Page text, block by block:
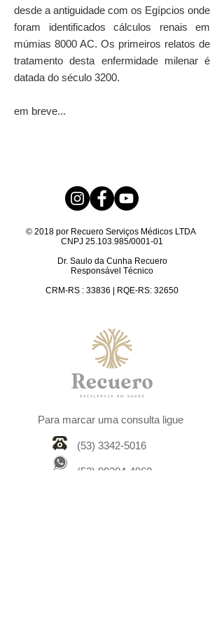
desde a antiguidade com os Egípcios onde
foram identificados cálculos renais em
múmias 8000 AC. Os primeiros relatos de
tratamento desta enfermidade milenar é
datada do século 3200.
em breve...
© 2018 por Recuero Serviços Médicos LTDA
CNPJ 25.103.985/0001-01
Dr. Saulo da Cunha Recuero
Responsável Técnico
CRM-RS : 33836 | RQE-RS: 32650
Para marcar uma consulta ligue
(53) 3342-5016
(53) 99204-4960